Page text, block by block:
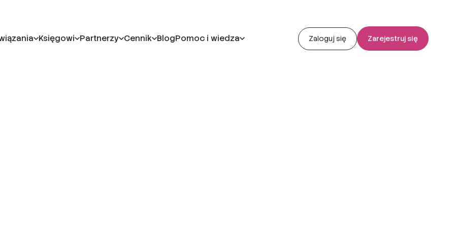
Księgowi Partnerzy Cennik BlogPomoc i wiedza Zaloguj się Zarejestruj się